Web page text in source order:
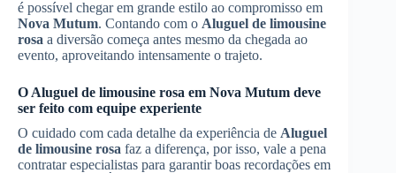
é possível chegar em grande estilo ao compromisso em
Nova Mutum. Contando com o Aluguel de limousine
rosa a diversão começa antes mesmo da chegada ao
evento, aproveitando intensamente o trajeto.
O Aluguel de limousine rosa em Nova Mutum deve
ser feito com equipe experiente
O cuidado com cada detalhe da experiência de Aluguel
de limousine rosa faz a diferença, por isso, vale a pena
contratar especialistas para garantir boas recordações em